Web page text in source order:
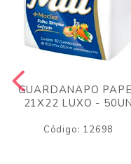
GUARDANAPO
21X22 LUXO - 50UN
Código: 12698